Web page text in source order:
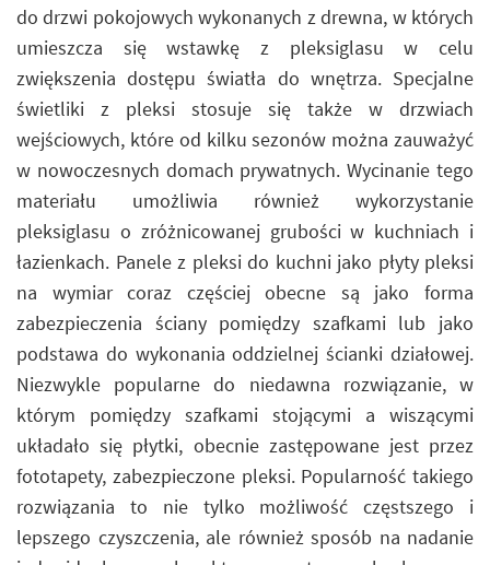
do drzwi pokojowych wykonanych z drewna, w których
umieszcza się wstawkę z pleksiglasu w celu
zwiększenia dostępu światła do wnętrza. Specjalne
świetliki z pleksi stosuje się także w drzwiach
wejściowych, które od kilku sezonów można zauważyć
w nowoczesnych domach prywatnych. Wycinanie tego
materiału umożliwia również wykorzystanie
pleksiglasu o zróżnicowanej grubości w kuchniach i
łazienkach. Panele z pleksi do kuchni jako płyty pleksi
na wymiar coraz częściej obecne są jako forma
zabezpieczenia ściany pomiędzy szafkami lub jako
podstawa do wykonania oddzielnej ścianki działowej.
Niezwykle popularne do niedawna rozwiązanie, w
którym pomiędzy szafkami stojącymi a wiszącymi
układało się płytki, obecnie zastępowane jest przez
fototapety, zabezpieczone pleksi. Popularność takiego
rozwiązania to nie tylko możliwość częstszego i
lepszego czyszczenia, ale również sposób na nadanie